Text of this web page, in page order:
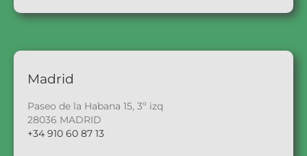
Madrid
Paseo de la Habana 15, 3º izq
28036 MADRID
+34 910 60 87 13